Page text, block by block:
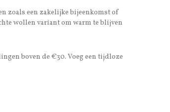
zoals een zakelijke bijeenkomst of
wollen variant om warm te blijven
boven de €30. Voeg een tijdloze